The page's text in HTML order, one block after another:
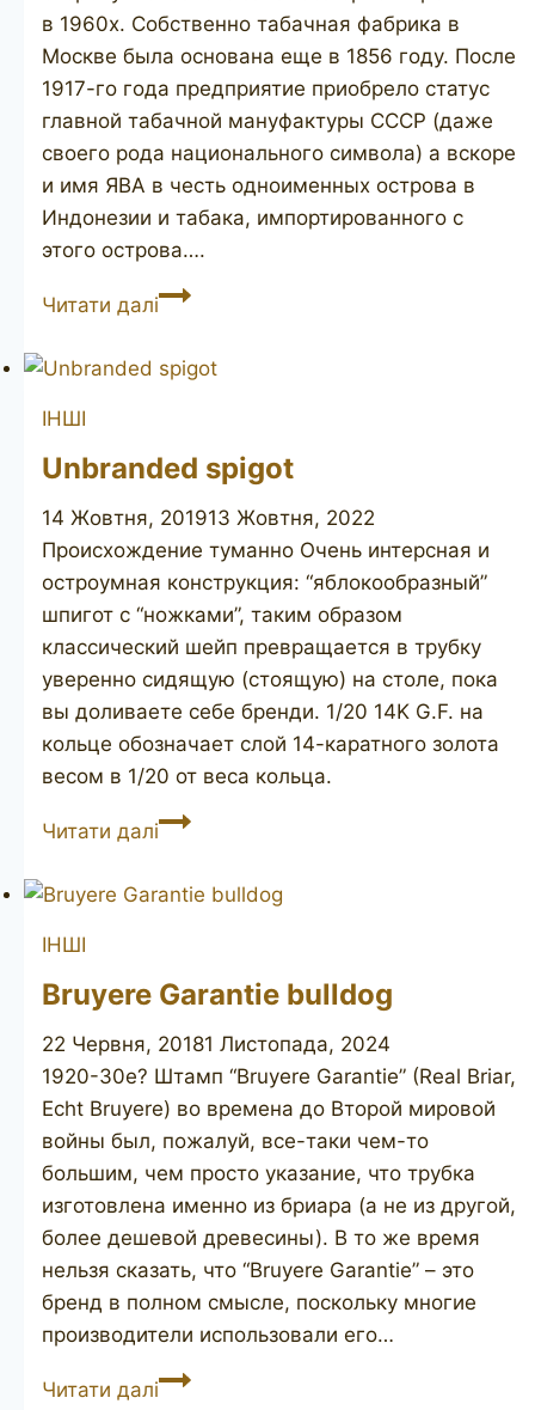
в 1960х. Собственно табачная фабрика в
Москве была основана еще в 1856 году. После
1917-го года предприятие приобрело статус
главной табачной мануфактуры СССР (даже
своего рода национального символа) а вскоре
и имя ЯВА в честь одноименных острова в
Индонезии и табака, импортированного с
этого острова….
Читати даліЯВА
ВС
top
grade)
ІНШІ
Unbranded spigot
14 Жовтня, 201913 Жовтня, 2022
Происхождение туманно Очень интерсная и
остроумная конструкция: “яблокообразный”
шпигот с “ножками”, таким образом
классический шейп превращается в трубку
уверенно сидящую (стоящую) на столе, пока
вы доливаете себе бренди. 1/20 14K G.F. на
кольце обозначает слой 14-каратного золота
весом в 1/20 от веса кольца.
Читати даліUnbranded
ІНШІ
Bruyere Garantie bulldog
22 Червня, 20181 Листопада, 2024
1920-30е? Штамп “Bruyere Garantie” (Real Briar,
Echt Bruyere) во времена до Второй мировой
войны был, пожалуй, все-таки чем-то
большим, чем просто указание, что трубка
изготовлена именно из бриара (а не из другой,
более дешевой древесины). В то же время
нельзя сказать, что “Bruyere Garantie” – это
бренд в полном смысле, поскольку многие
производители использовали его…
Читати даліBruyere